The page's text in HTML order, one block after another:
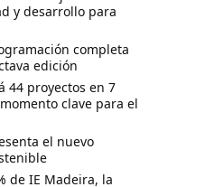
y desarrollo para
completa
edición
44 proyectos en 7
clave para el
el nuevo
de IE Madeira, la